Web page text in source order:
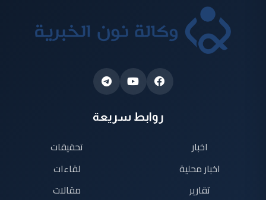
روابط سريعة
اخبار
اخبار محلية
تقارير
تحقيقات
لقاءات
مقالات